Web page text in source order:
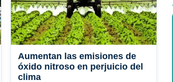
Aumentan las emisiones de
óxido nitroso en perjuicio del
clima